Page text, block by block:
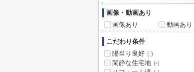
画像・動画あり
画像あり
動画あり
こだわり条件
陽当り良好 (-)
閑静な住宅地 (-)